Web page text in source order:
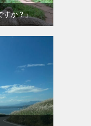
すか？」